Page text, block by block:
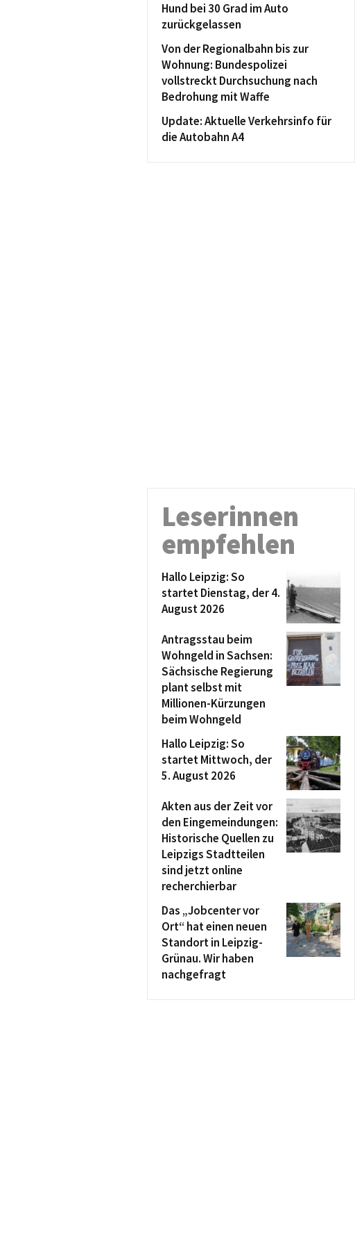
Hund bei 30 Grad im Auto
zurückgelassen
Von der Regionalbahn bis zur
Wohnung: Bundespolizei
vollstreckt Durchsuchung nach
Bedrohung mit Waffe
Update: Aktuelle Verkehrsinfo für
die Autobahn A4
Leserinnen
empfehlen
Hallo Leipzig: So
startet Dienstag, der 4.
August 2026
Antragsstau beim
Wohngeld in Sachsen:
Sächsische Regierung
plant selbst mit
Millionen-Kürzungen
beim Wohngeld
Hallo Leipzig: So
startet Mittwoch, der
5. August 2026
Akten aus der Zeit vor
den Eingemeindungen:
Historische Quellen zu
Leipzigs Stadtteilen
sind jetzt online
recherchierbar
Das „Jobcenter vor
Ort“ hat einen neuen
Standort in Leipzig-
Grünau. Wir haben
nachgefragt